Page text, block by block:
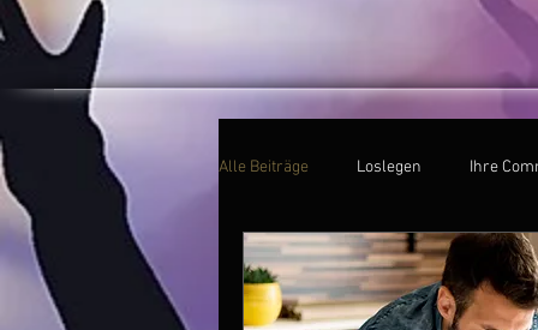
Alle Beiträge Loslegen Ihre